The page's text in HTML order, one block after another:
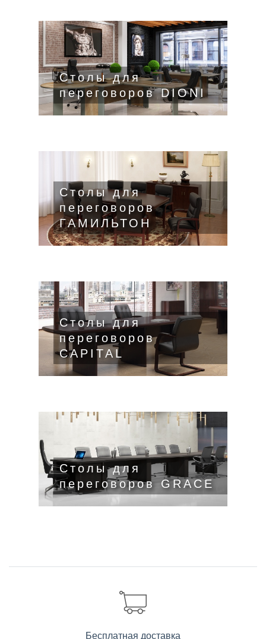
Столы для
переговоров DIONI
Столы для
переговоров
ГАМИЛЬТОН
Столы для
переговоров
CAPITAL
Столы для
переговоров GRACE
Бесплатная доставка